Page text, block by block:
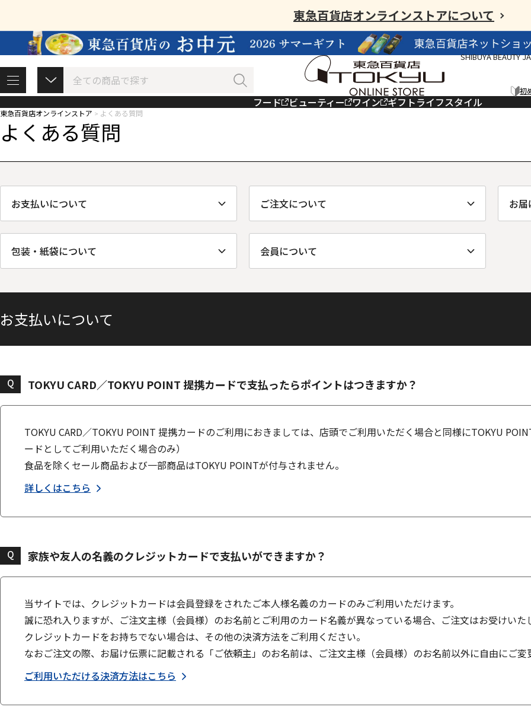
東急百貨店オンラインストアについて
初
SHIBUYA BEAUTY
フード ビューティー ワイン ギフトライフスタイル
東急百貨店オンラインストア よくある質問
よくある質問
お支払いについて ご注文について お
包装・紙袋について 会員について
お支払いについて
Q TOKYU CARD／TOKYU POINT 提携カードで支払ったらポイントはつきますか？
TOKYU CARD／TOKYU POINT 提携カードのご利用におきましては、店頭でご利用いただく場合と同様にTOKYU
ードとしてご利用いただく場合のみ）
食品を除くセール商品および一部商品はTOKYU POINTが付与されません。
詳しくはこちら
Q 家族や友人の名義のクレジットカードで支払いができますか？
当サイトでは、クレジットカードは会員登録をされたご本人様名義のカードのみご利用いただけます。
誠に恐れ入りますが、ご注文主様（会員様）のお名前とご利用のカード名義が異なっている場合、ご注文はお受けい
クレジットカードをお持ちでない場合は、その他の決済方法をご利用ください。
なおご注文の際、お届け伝票に記載される「ご依頼主」のお名前は、ご注文主様（会員様）のお名前以外に自由にご変
ご利用いただける決済方法はこちら